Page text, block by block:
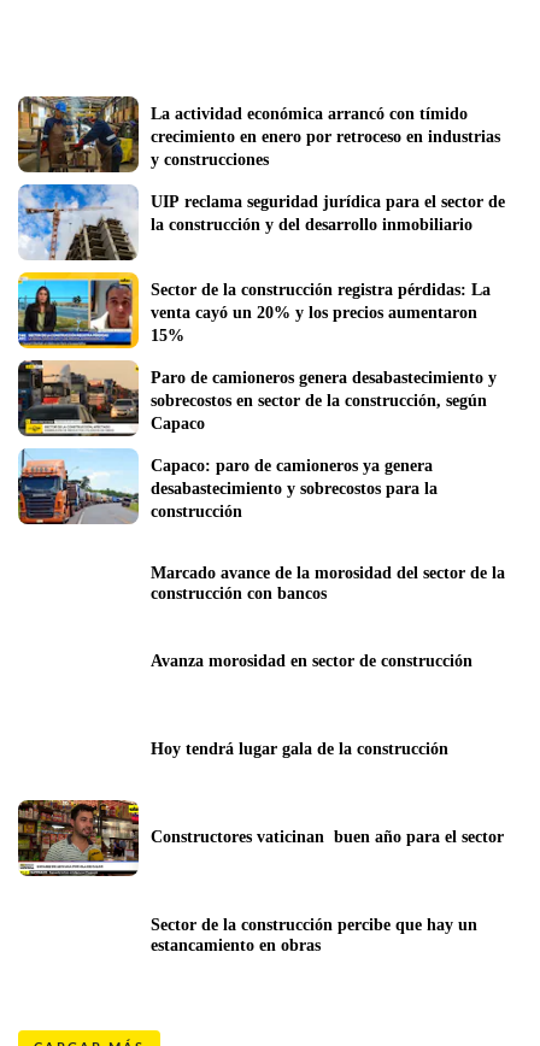
La actividad económica arrancó con tímido
crecimiento en enero por retroceso en industrias
y construcciones
UIP reclama seguridad jurídica para el sector de
la construcción y del desarrollo inmobiliario
Sector de la construcción registra pérdidas: La
venta cayó un 20% y los precios aumentaron
15%
Paro de camioneros genera desabastecimiento y
sobrecostos en sector de la construcción, según
Capaco
Capaco: paro de camioneros ya genera
desabastecimiento y sobrecostos para la
construcción
Marcado avance de la morosidad del sector de la
construcción con bancos
Avanza morosidad en sector de construcción
Hoy tendrá lugar gala de la construcción
Constructores vaticinan  buen año para el sector
Sector de la construcción percibe que hay un
estancamiento en obras